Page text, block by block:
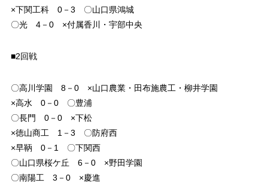
×下関工科 0－3 〇山口県鴻城
〇光 4－0 ×付属香川・宇部中央
■2回戦
〇高川学園 8－0 ×山口農業・田布施農工・柳井学園
×高水 0－0 〇豊浦
〇長門 0－0 ×下松
×徳山商工 1－3 〇防府西
×早鞆 0－1 〇下関西
〇山口県桜ケ丘 6－0 ×野田学園
〇南陽工 3－0 ×慶進